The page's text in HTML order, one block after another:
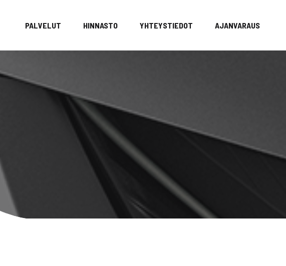
PALVELUT HINNASTO YHTEYSTIEDOT AJANVARAUS